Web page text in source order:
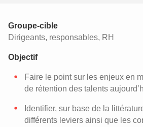
Groupe-cible
Dirigeants, responsables, RH
Objectif
Faire le point sur les enjeux en
de rétention des talents
Identifier, sur base de la
différents leviers ainsi que les